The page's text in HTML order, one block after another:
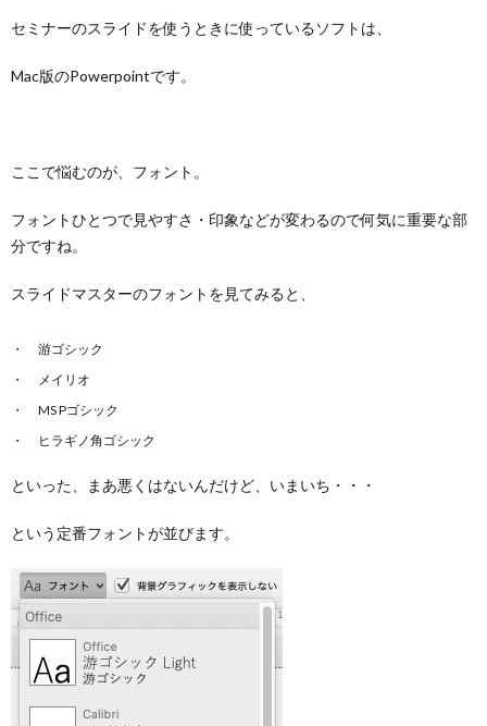
セミナーのスライドを使うときに使っているソフトは、
Mac版のPowerpointです。
ここで悩むのが、フォント。
フォントひとつで見やすさ・印象などが変わるので何気に重要な部
分ですね。
スライドマスターのフォントを見てみると、
游ゴシック
メイリオ
MS Pゴシック
ヒラギノ角ゴシック
といった、まあ悪くはないんだけど、いまいち・・・
という定番フォントが並びます。